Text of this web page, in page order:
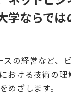
学ならで
の経営など、
おける技術の理
めざします。